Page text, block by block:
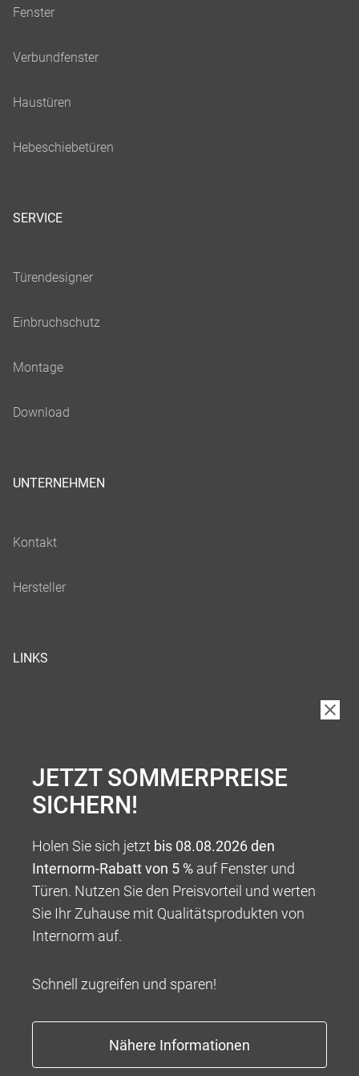
SERVICE
UNTERNEHMEN
LINKS
JETZT SOMMERPREISE
SICHERN!
Holen Sie sich jetzt bis 08.08.2026 den
Internorm-Rabatt von 5 % auf Fenster und
Türen. Nutzen Sie den Preisvorteil und werten
Sie Ihr Zuhause mit Qualitätsprodukten von
Internorm auf.
Schnell zugreifen und sparen!